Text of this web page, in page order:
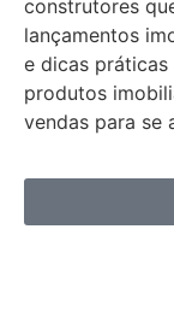
construtores
lançamentos
e dicas
produtos
vendas para se